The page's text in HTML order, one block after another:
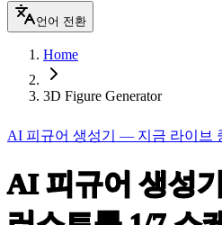
언어 전환
Home
3D Figure Generator
AI 피규어 생성기 — 지금 라이브
AI 피규어 생성